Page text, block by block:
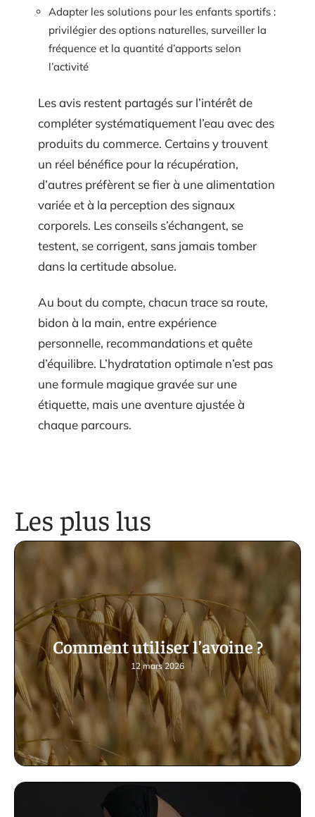
Adapter les solutions pour les enfants sportifs :
privilégier des options naturelles, surveiller la
fréquence et la quantité d’apports selon
l’activité
Les avis restent partagés sur l’intérêt de
compléter systématiquement l’eau avec des
produits du commerce. Certains y trouvent
un réel bénéfice pour la récupération,
d’autres préfèrent se fier à une alimentation
variée et à la perception des signaux
corporels. Les conseils s’échangent, se
testent, se corrigent, sans jamais tomber
dans la certitude absolue.
Au bout du compte, chacun trace sa route,
bidon à la main, entre expérience
personnelle, recommandations et quête
d’équilibre. L’hydratation optimale n’est pas
une formule magique gravée sur une
étiquette, mais une aventure ajustée à
chaque parcours.
Les plus lus
Comment utiliser l’avoine ?
12 mars 2026